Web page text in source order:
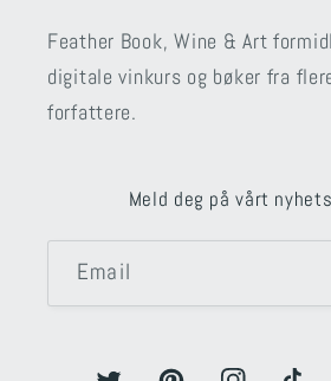
Feather Book, Wine & Art
digitale vinkurs og bøker fra
forfattere.
Meld deg på vårt
Email